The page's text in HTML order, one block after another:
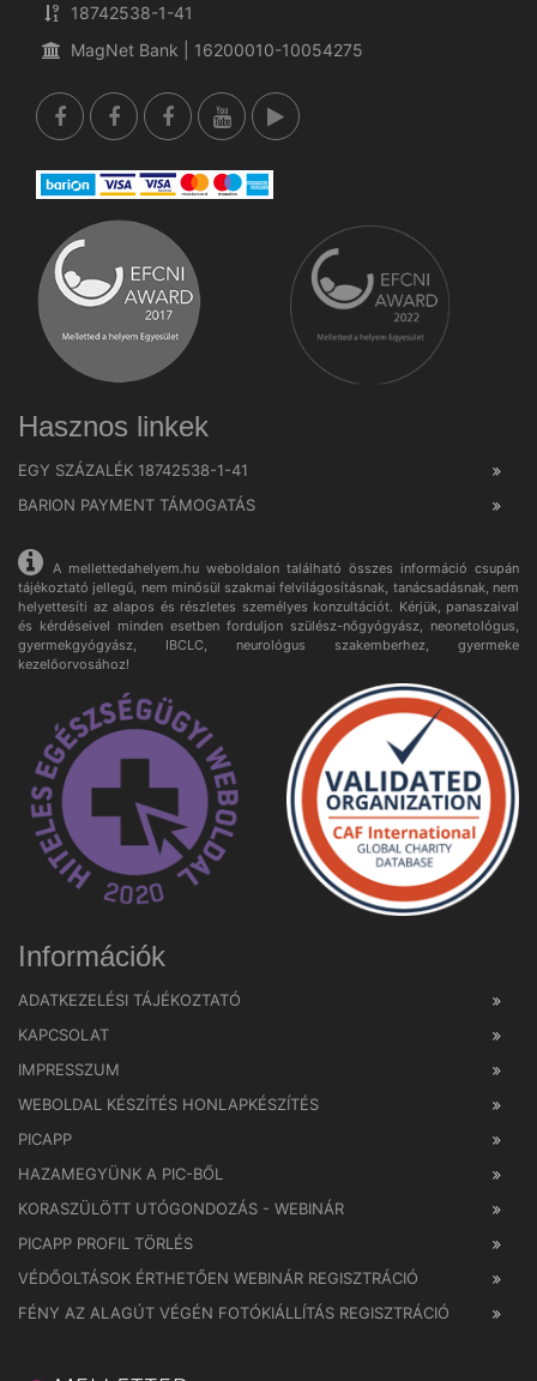
18742538-1-41
MagNet Bank | 16200010-10054275
Hasznos linkek
EGY SZÁZALÉK 18742538-1-41
BARION PAYMENT TÁMOGATÁS
A mellettedahelyem.hu weboldalon található összes információ csupán
tájékoztató jellegű, nem minősül szakmai felvilágosításnak, tanácsadásnak, nem
helyettesíti az alapos és részletes személyes konzultációt. Kérjük, panaszaival
és kérdéseivel minden esetben forduljon szülész-nőgyógyász, neonetológus,
gyermekgyógyász, IBCLC, neurológus szakemberhez, gyermeke
kezelőorvosához!
Információk
ADATKEZELÉSI TÁJÉKOZTATÓ
KAPCSOLAT
IMPRESSZUM
WEBOLDAL KÉSZÍTÉS HONLAPKÉSZÍTÉS
PICAPP
HAZAMEGYÜNK A PIC-BŐL
KORASZÜLÖTT UTÓGONDOZÁS - WEBINÁR
PICAPP PROFIL TÖRLÉS
VÉDŐOLTÁSOK ÉRTHETŐEN WEBINÁR REGISZTRÁCIÓ
FÉNY AZ ALAGÚT VÉGÉN FOTÓKIÁLLÍTÁS REGISZTRÁCIÓ